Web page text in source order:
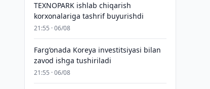
TEXNOPARK ishlab chiqarish
korxonalariga tashrif buyurishdi
21:55 · 06/08
Farg‘onada Koreya investitsiyasi bilan
zavod ishga tushiriladi
21:55 · 06/08